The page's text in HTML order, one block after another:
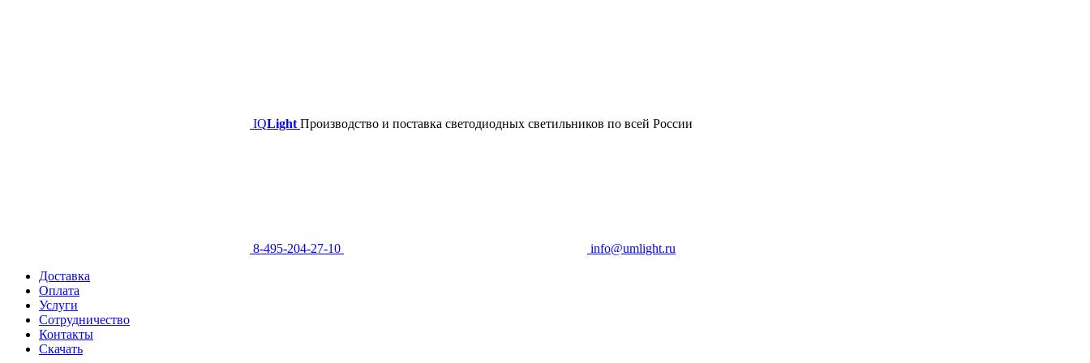
IQLight Производство и поставка светодиодных светильников по всей России
8-495-204-27-10
info@umlight.ru
Доставка
Оплата
Услуги
Сотрудничество
Контакты
Скачать